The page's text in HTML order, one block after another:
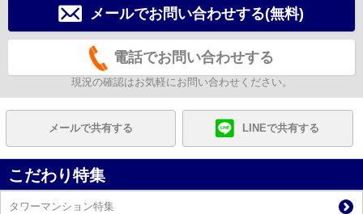
メールでお問い合わせする(無料)
電話でお問い合わせする
現況の確認はお気軽にお問い合わせください。
メールで共有する LINEで共有する
こだわり特集
タワーマンション特集